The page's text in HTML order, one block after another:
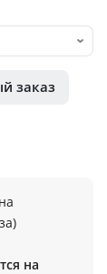
заказ
на